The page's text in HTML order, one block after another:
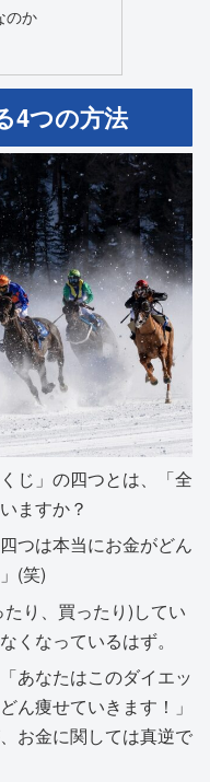
のか
4つの方法
じ」の四つとは、「全
ますか？
つは本当にお金がどん
(笑)
り、買ったり)してい
くなっているはず。
あなたはこのダイエッ
ん痩せていきます！」
お金に関しては真逆で